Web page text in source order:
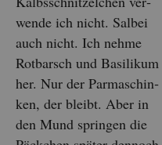
wen­de ich nicht. Sal­bei
auch nicht. Ich nehme
Rot­barsch und Ba­si­li­kum
her. Nur der Par­ma­schin­
ken, der bleibt. Aber in
den Mund sprin­gen die